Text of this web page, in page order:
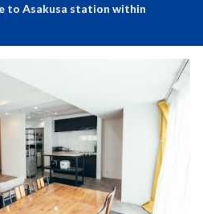
to Asakusa station within